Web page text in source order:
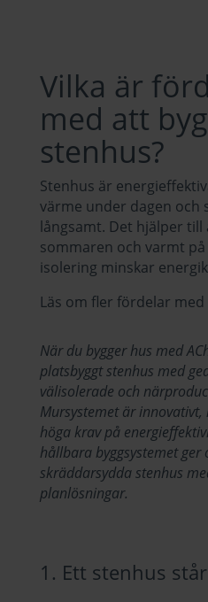
Vilka är
med att
stenhus?
Stenhus är
värme under dagen och
långsamt. Det hjälper
sommaren och varmt
isolering minskar
Läs om fler fördelar med
När du bygger hus med
platsbyggt stenhus med
välisolerade och
Mursystemet är
höga krav på
hållbara byggsystemet
skräddarsydda stenhus
planlösningar.
1. Ett stenhus